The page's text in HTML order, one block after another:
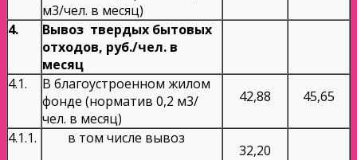
м3/чел. в месяц)
4.
Вывоз твердых бытовых
отходов, руб./чел. в
месяц
4.1.
В благоустроенном жилом
фонде (норматив 0,2 м3/
чел. в месяц)
42,88 45,65
4.1.1. в том числе вывоз
32,20